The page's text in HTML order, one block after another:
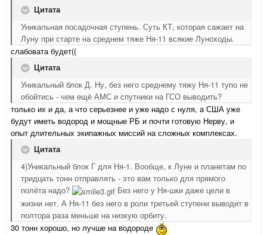
Цитата
Уникальная посадочная ступень. Суть КТ, которая сажает на
Луну при старте на среднем тяже Ня-11 всякие Луноходы.
слабовата будет((
Цитата
Уникальный блок Д. Ну, без него среднему тяжу Ня-11 тупо не
обойтись - чем ещё АМС и спутники на ГСО выводить?
только их и да, а что серьезнее и уже надо с нуля, а США уже
будут иметь водород и мощные РБ и почти готовую Нерву, и
опыт длительных экипажных миссий на сложных комплексах.
Цитата
4)Уникальный блок Г для Ня-1. Вообще, к Луне и планетам по
тридцать тонн отправлять - это вам только для прямого
полёта надо?
Без него у Ня-шки даже цели в
жизни нет. А Ня-11 без него в роли третьей ступени выводит в
полтора раза меньше на низкую орбиту.
30 тонн хорошо, но лучше на водороде